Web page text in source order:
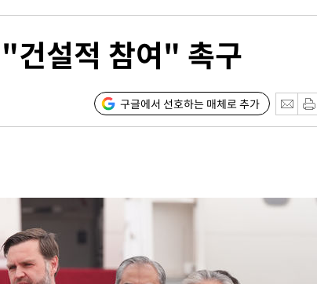
음주
려 죄송"
건설적 참여" 촉구
구글에서 선호하는 매체로 추가